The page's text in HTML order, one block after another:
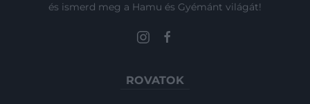
és ismerd meg a Hamu és Gyémánt világát!
ROVATOK